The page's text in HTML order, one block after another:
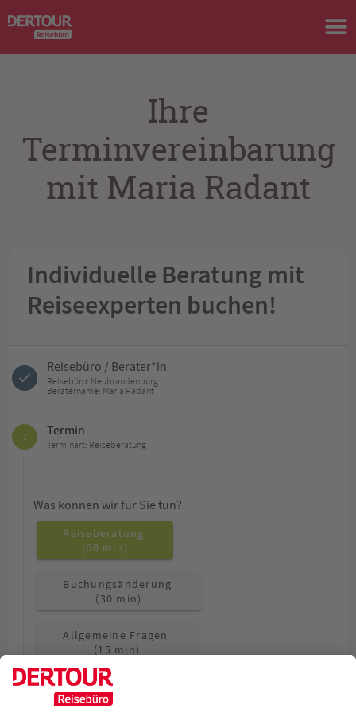
Ihre
Terminvereinbarung
mit Maria Radant
Individuelle Beratung mit
Reiseexperten buchen!
Reisebüro / Berater*in
Reisebüro: Neubrandenburg
Beratername: Maria Radant
1 Termin
Terminart: Reiseberatung
Was können wir für Sie tun?
Reiseberatung
(60 min)
Buchungsänderung
(30 min)
Allgemeine Fragen
(15 min)
Wie möchten Sie beraten werden?